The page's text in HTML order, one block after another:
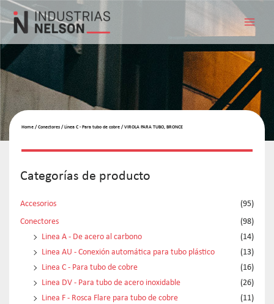
Home /Conectores /Linea C - Para tubo de cobre / VIROLA PARA TUBO, BRONCE
Categorías de producto
Accesorios
(95)
Conectores
(98)
Linea A - De acero al carbono
(14)
Linea AU - Conexión automática para tubo plástico
(13)
Linea C - Para tubo de cobre
(16)
Linea DV - Para tubo de acero inoxidable
(26)
Linea F - Rosca Flare para tubo de cobre
(11)